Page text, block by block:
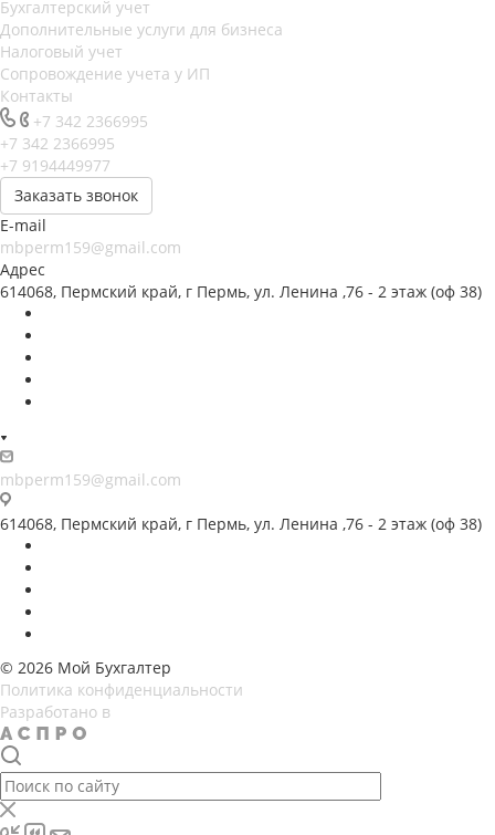
Бухгалтерский учет
Дополнительные услуги для бизнеса
Налоговый учет
Сопровождение учета у ИП
Контакты
+7 342 2366995
+7 342 2366995
+7 9194449977
Заказать звонок
E-mail
mbperm159@gmail.com
Адрес
614068, Пермский край, г Пермь, ул. Ленина ,76 - 2 этаж (оф 38)
mbperm159@gmail.com
614068, Пермский край, г Пермь, ул. Ленина ,76 - 2 этаж (оф 38)
© 2026 Мой Бухгалтер
Политика конфиденциальности
Разработано в